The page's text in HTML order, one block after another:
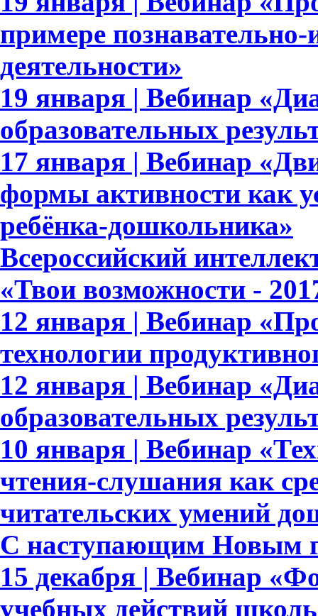
примере познавательно-
деятельности»
19 января | Вебинар
образовательных
17 января | Вебинар
формы активности как
ребёнка-дошкольника»
Всероссийский
«Твои возможности -
12 января | Вебинар
технологии
12 января | Вебинар
образовательных
10 января | Вебинар
чтения-слушания как
читательских умений
С наступающим Новым
15 декабря | Вебинар
учебных действий